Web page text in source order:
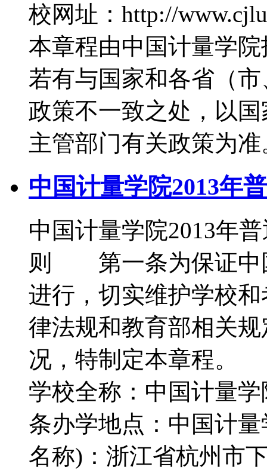
校网址：http://
本章程由中国计量学
若有与国家和各省（
政策不一致之处，以
主管部门有关政策为准
中国计量学院2013年
中国计量学院2013
则 第一条为保证中
进行，切实维护学校
律法规和教育部相关
况，特制定本章程
学校全称：中国计量
条办学地点：中国计
名称)：浙江省杭州市